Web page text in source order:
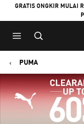
GRATIS ONGKIR MULAI
PUMA